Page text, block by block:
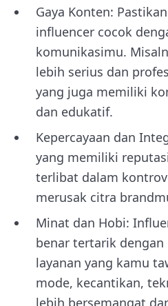
Gaya Konten:
influencer cocok
komunikasimu.
lebih serius dan
yang juga memiliki
dan edukatif.
Kepercayaan dan
yang memiliki
terlibat dalam
merusak citra
Minat dan Hobi:
benar tertarik
layanan yang kamu
mode, kecantikan,
lebih bersemangat